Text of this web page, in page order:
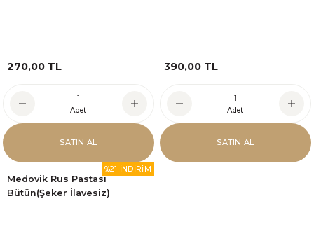
270,00 TL
Adet
SATIN AL
390,00 TL
Adet
SATIN AL
%21 İNDİRİM
Medovik Rus Pastası
Bütün(Şeker İlavesiz)